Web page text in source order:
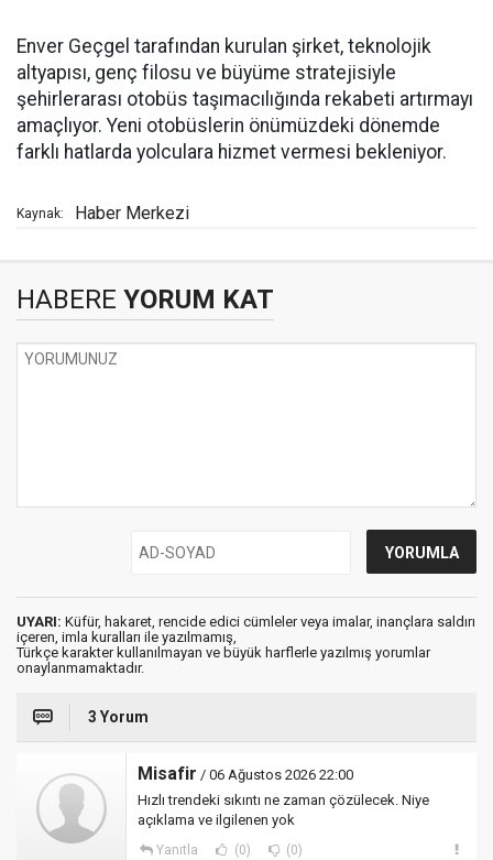
Enver Geçgel tarafından kurulan şirket, teknolojik
altyapısı, genç filosu ve büyüme stratejisiyle
şehirlerarası otobüs taşımacılığında rekabeti artırmayı
amaçlıyor. Yeni otobüslerin önümüzdeki dönemde
farklı hatlarda yolculara hizmet vermesi bekleniyor.
Kaynak: Haber Merkezi
HABERE YORUM KAT
UYARI: Küfür, hakaret, rencide edici cümleler veya imalar, inançlara saldırı
içeren, imla kuralları ile yazılmamış,
Türkçe karakter kullanılmayan ve büyük harflerle yazılmış yorumlar
onaylanmamaktadır.
3 Yorum
Misafir / 06 Ağustos 2026 22:00
Hızlı trendeki sıkıntı ne zaman çözülecek. Niye
açıklama ve ilgilenen yok
Yanıtla (0) (0)